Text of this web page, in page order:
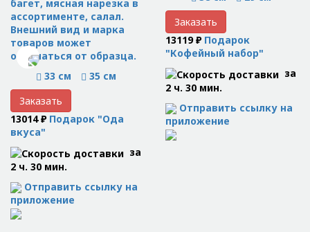
Заказать
13119 ₽ Подарок
"Кофейный набор"
за
2 ч. 30 мин.
Отправить ссылку на
приложение
багет, мясная нарезка в
ассортименте, салал.
Внешний вид и марка
товаров может
отличаться от образца.
33 см
35 см
Заказать
13014 ₽ Подарок "Ода
вкуса"
за
2 ч. 30 мин.
Отправить ссылку на
приложение